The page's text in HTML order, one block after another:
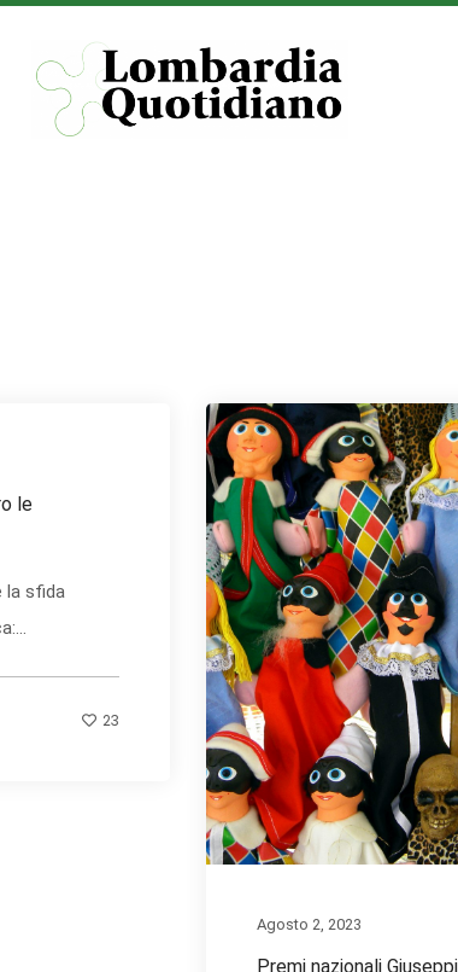
le
la sfida
23
Agosto 2, 2023
Premi nazionali